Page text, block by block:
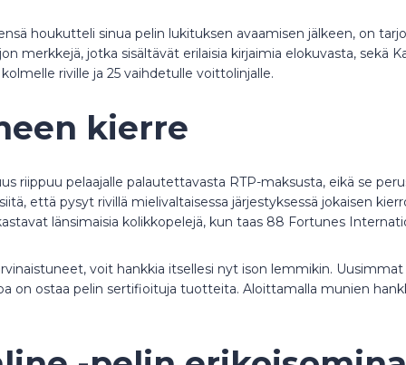
houkutteli sinua pelin lukituksen avaamisen jälkeen, on
merkkejä, jotka sisältävät erilaisia ​​kirjaimia elokuvasta, sekä
riville ja 25 vaihdetulle voittolinjalle.
kierre
riippuu pelaajalle palautettavasta RTP-maksusta, eikä se
että pysyt rivillä mielivaltaisessa järjestyksessä jokaisen
länsimaisia ​​kolikkopelejä, kun taas 88 Fortunes
voit hankkia itsellesi nyt ison lemmikin.
on ostaa pelin sertifioituja tuotteita. Aloittamalla munien